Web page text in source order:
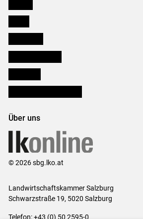
Über uns
© 2026 sbg.lko.at
Landwirtschaftskammer Salzburg
Schwarzstraße 19, 5020 Salzburg
Telefon: +43 (0) 50 2595-0